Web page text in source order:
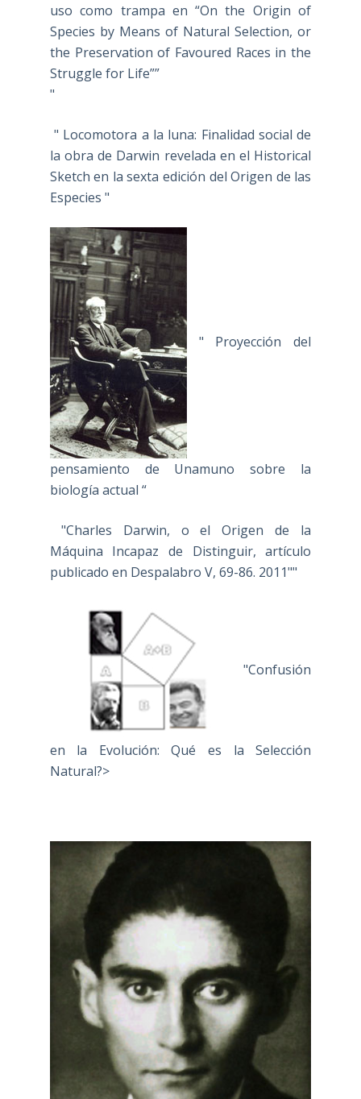
uso como trampa en “On the Origin of
Species by Means of Natural Selection, or
the Preservation of Favoured Races in the
Struggle for Life””
"
" Locomotora a la luna: Finalidad social de
la obra de Darwin revelada en el Historical
Sketch en la sexta edición del Origen de las
Especies "
" Proyección del
pensamiento de Unamuno sobre la
biología actual “
"Charles Darwin, o el Origen de la
Máquina Incapaz de Distinguir, artículo
publicado en Despalabro V, 69-86. 2011""
"Confusión
en la Evolución: Qué es la Selección
Natural?>